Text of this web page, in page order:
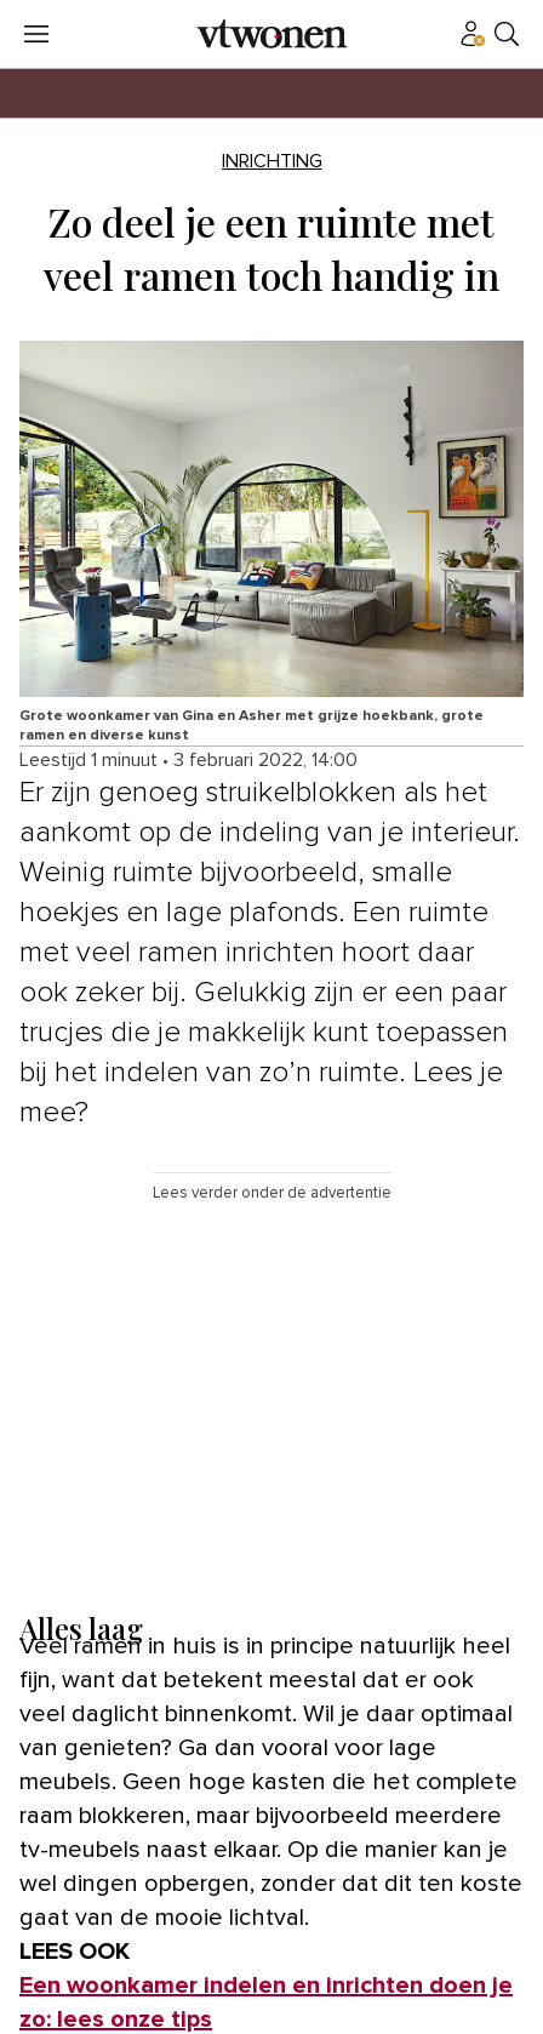
INRICHTING
Zo deel je een ruimte met
veel ramen toch handig in
Grote woonkamer van Gina en Asher met grijze hoekbank, grote
ramen en diverse kunst
Leestijd 1 minuut • 3 februari 2022, 14:00
Er zijn genoeg struikelblokken als het
aankomt op de indeling van je interieur.
Weinig ruimte bijvoorbeeld, smalle
hoekjes en lage plafonds. Een ruimte
met veel ramen inrichten hoort daar
ook zeker bij. Gelukkig zijn er een paar
trucjes die je makkelijk kunt toepassen
bij het indelen van zo’n ruimte. Lees je
mee?
Lees verder onder de advertentie
Alles laag
Veel ramen in huis is in principe natuurlijk heel
fijn, want dat betekent meestal dat er ook
veel daglicht binnenkomt. Wil je daar optimaal
van genieten? Ga dan vooral voor lage
meubels. Geen hoge kasten die het complete
raam blokkeren, maar bijvoorbeeld meerdere
tv-meubels naast elkaar. Op die manier kan je
wel dingen opbergen, zonder dat dit ten koste
gaat van de mooie lichtval.
LEES OOK
Een woonkamer indelen en inrichten doen je
zo: lees onze tips